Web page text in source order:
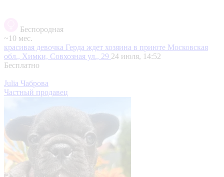
Беспородная
~10 мес.
красивая девочка Герда ждет хозяина в приюте Московская
обл., Химки, Совхозная ул., 29 24 июля, 14:52
Бесплатно
Julia Чаброва
Частный продавец